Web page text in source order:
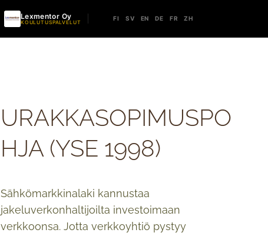
Lexmentor Oy
KOULUTUSPALVELUT
FI SV EN DE FR ZH
URAKKASOPIMUSPO
HJA (YSE 1998)
Sähkömarkkinalaki kannustaa
jakeluverkonhaltijoilta investoimaan
verkkoonsa. Jotta verkkoyhtiö pystyy